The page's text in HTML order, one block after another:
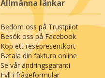
Allmänna länkar
Bedöm oss på Trustpilot
Besök oss på Facebook
Köp ett resepresentkort
Betala din faktura online
Se vår ändringsgaranti
Fyll i frågeformulär